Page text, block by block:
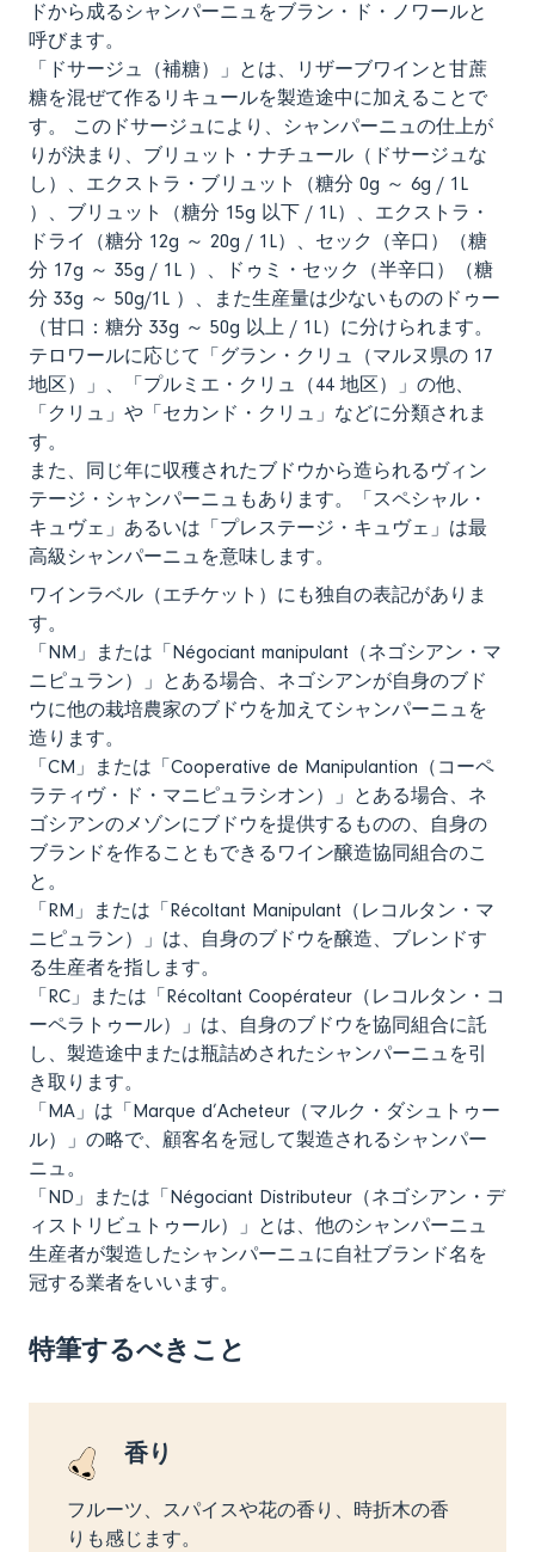
ドから成るシャンパーニュをブラン・ド・ノワールと
呼びます。
「ドサージュ（補糖）」とは、リザーブワインと甘蔗
糖を混ぜて作るリキュールを製造途中に加えることで
す。 このドサージュにより、シャンパーニュの仕上が
りが決まり、ブリュット・ナチュール（ドサージュな
し）、エクストラ・ブリュット（糖分 0g ～ 6g / 1L
）、ブリュット（糖分 15g 以下 / 1L）、エクストラ・
ドライ（糖分 12g ～ 20g / 1L）、セック（辛口）（糖
分 17g ～ 35g / 1L ）、ドゥミ・セック（半辛口）（糖
分 33g ～ 50g/1L ）、また生産量は少ないもののドゥー
（甘口：糖分 33g ～ 50g 以上 / 1L）に分けられます。
テロワールに応じて「グラン・クリュ（マルヌ県の 17
地区）」、「プルミエ・クリュ（44 地区）」の他、
「クリュ」や「セカンド・クリュ」などに分類されま
す。
また、同じ年に収穫されたブドウから造られるヴィン
テージ・シャンパーニュもあります。「スペシャル・
キュヴェ」あるいは「プレステージ・キュヴェ」は最
高級シャンパーニュを意味します。
ワインラベル（エチケット）にも独自の表記がありま
す。
「NM」または「Négociant manipulant（ネゴシアン・マ
ニピュラン）」とある場合、ネゴシアンが自身のブド
ウに他の栽培農家のブドウを加えてシャンパーニュを
造ります。
「CM」または「Cooperative de Manipulantion（コーペ
ラティヴ・ド・マニピュラシオン）」とある場合、ネ
ゴシアンのメゾンにブドウを提供するものの、自身の
ブランドを作ることもできるワイン醸造協同組合のこ
と。
「RM」または「Récoltant Manipulant（レコルタン・マ
ニピュラン）」は、自身のブドウを醸造、ブレンドす
る生産者を指します。
「RC」または「Récoltant Coopérateur（レコルタン・コ
ーペラトゥール）」は、自身のブドウを協同組合に託
し、製造途中または瓶詰めされたシャンパーニュを引
き取ります。
「MA」は「Marque d’Acheteur（マルク・ダシュトゥー
ル）」の略で、顧客名を冠して製造されるシャンパー
ニュ。
「ND」または「Négociant Distributeur（ネゴシアン・デ
ィストリビュトゥール）」とは、他のシャンパーニュ
生産者が製造したシャンパーニュに自社ブランド名を
冠する業者をいいます。
特筆するべきこと
香り
フルーツ、スパイスや花の香り、時折木の香
りも感じます。